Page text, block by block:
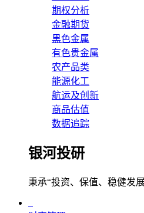
期权分析
金融期货
黑色金属
有色贵金属
农产品类
能源化工
航运及创新
商品估值
数据追踪
银河投研
秉承“投资、保值、稳健发